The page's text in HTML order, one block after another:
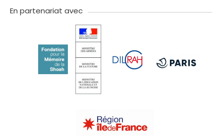
En partenariat avec